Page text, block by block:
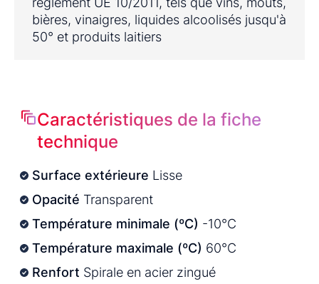
bières, vinaigres, liquides alcoolisés jusqu'à
50° et produits laitiers
Caractéristiques de la fiche
technique
Surface extérieure Lisse
Opacité Transparent
Température minimale (ºC) -10°C
Température maximale (ºC) 60°C
Renfort Spirale en acier zingué